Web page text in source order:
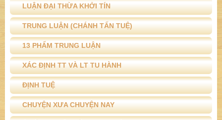
LUẬN ĐẠI THỪA KHỞI TÍN
TRUNG LUẬN (CHÁNH TẤN TUỆ)
13 PHẨM TRUNG LUẬN
XÁC ĐỊNH TT VÀ LT TU HÀNH
ĐỊNH TUỆ
CHUYỆN XƯA CHUYỆN NAY